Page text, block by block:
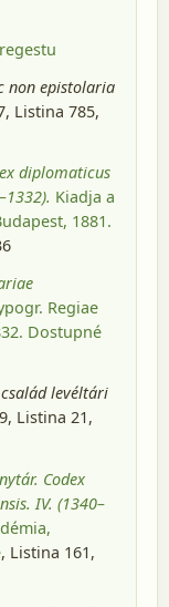
non epistolaria
, Listina 785,
diplomaticus
Kiadja a
1881 .
Regiae
. Dostupné
levéltári
, Listina 21,
Codex
IV. (1340–
, Listina 161,